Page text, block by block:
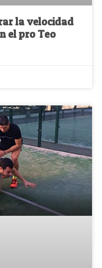
la velocidad
el pro Teo